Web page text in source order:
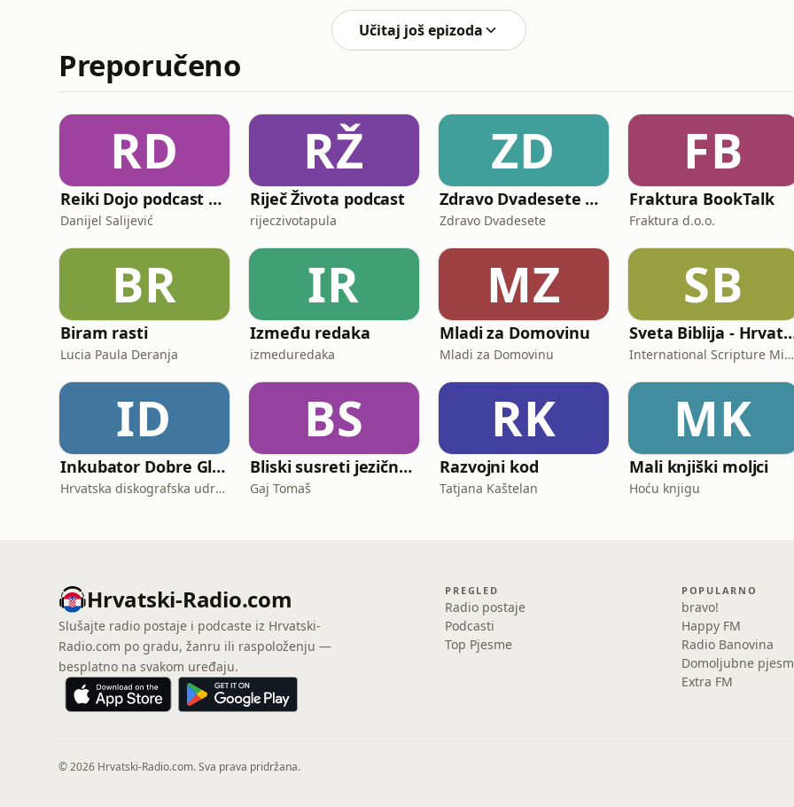
Učitaj još epizoda
Preporučeno
RD
Reiki Dojo podcast show
Danijel Salijević
RŽ
Riječ Života podcast
rijeczivotapula
ZD
Zdravo Dvadesete Podkast
Zdravo Dvadesete
FB
Fraktura BookTalk
Fraktura d.o.o.
BR
Biram rasti
Lucia Paula Deranja
IR
Između redaka
izmeduredaka
MZ
Mladi za Domovinu
Mladi za Domovinu
SB
Sveta Biblija - Hrvatski
International Scripture Ministries
ID
Inkubator Dobre Glazbe
Hrvatska diskografska udruga – IFPI Croatia
BS
Bliski susreti jezične vrste
Gaj Tomaš
RK
Razvojni kod
Tatjana Kaštelan
MK
Mali knjiški moljci
Hoću knjigu
Hrvatski-Radio.com
Slušajte radio postaje i podcaste iz Hrvatski-
Radio.com po gradu, žanru ili raspoloženju —
besplatno na svakom uređaju.
PREGLED
Radio postaje
Podcasti
Top Pjesme
POPULARNO
bravo!
Happy FM
Radio Banovina
Domoljubne
Extra FM
© 2026 Hrvatski-Radio.com. Sva prava pridržana.